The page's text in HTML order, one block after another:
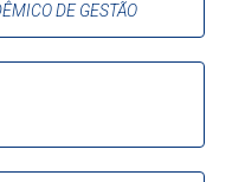
DE GESTÃO